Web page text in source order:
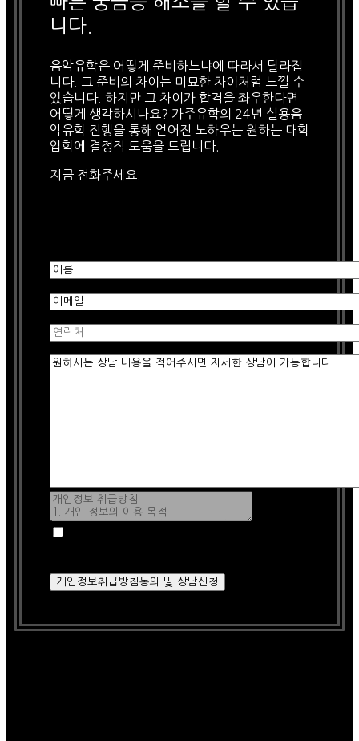
니다.
음악유학은 어떻게 준비하느냐에 따라서 달라집
니다. 그 준비의 차이는 미묘한 차이처럼 느낄 수
있습니다. 하지만 그 차이가 합격을 좌우한다면
어떻게 생각하시나요? 가주유학의 24년 실용음
악유학 진행을 통해 얻어진 노하우는 원하는 대학
입학에 결정적 도움을 드립니다.
지금 전화주세요.